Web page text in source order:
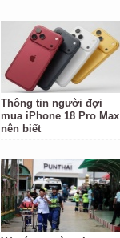
Thông tin người đợi
mua iPhone 18 Pro Max
nên biết